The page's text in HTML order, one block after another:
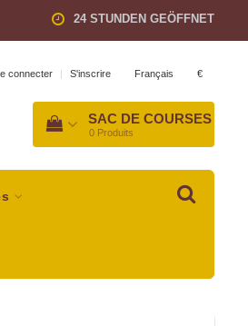
24 STUNDEN GEÖFFNET
connecter | S'inscrire Français €
SAC DE COURSES
0 Produits